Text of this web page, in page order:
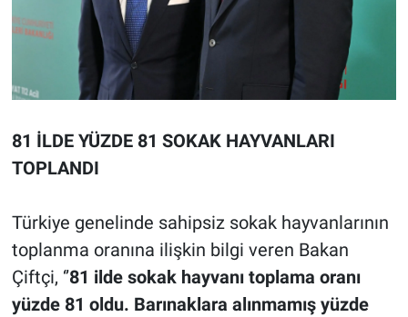
81 İLDE YÜZDE 81 SOKAK HAYVANLARI
TOPLANDI
Türkiye genelinde sahipsiz sokak hayvanlarının
toplanma oranına ilişkin bilgi veren Bakan
Çiftçi, ‘’81 ilde sokak hayvanı toplama oranı
yüzde 81 oldu. Barınaklara alınmamış yüzde